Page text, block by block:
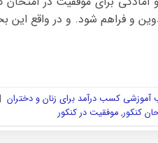
و فراهم شود. و در واقع
آموزشی کسب درآمد برای زنان و دختران |
کنکور,موفقیت در کنکور